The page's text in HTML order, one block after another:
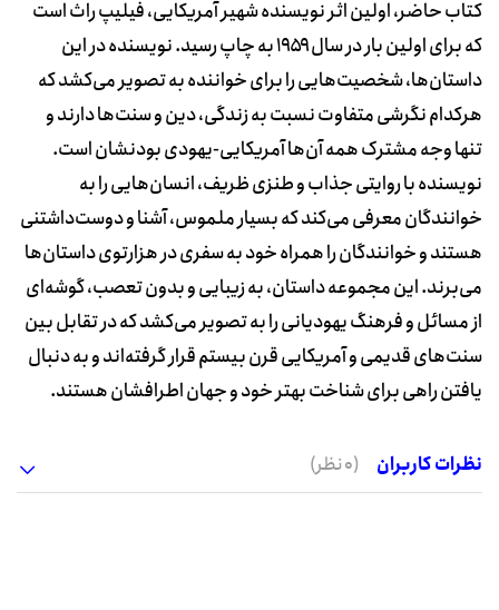
کتاب حاضر، اولین اثر نویسنده شهیر آمریکایی، فیلیپ راث است
که برای اولین بار در سال ۱۹۵۹ به چاپ رسید. نویسنده در این
داستان‌ها، شخصیت‌هایی را برای خواننده به تصویر می‌کشد که
هرکدام نگرشی متفاوت نسبت به زندگی، دین و سنت‌ها دارند و
تنها وجه مشترک همه‌ آن‌ها آمریکایی-یهودی بودنشان است.
نویسنده با روایتی جذاب و طنزی ظریف، انسان‌هایی را به
خوانندگان معرفی می‌کند که بسیار ملموس، آشنا و دوست‌داشتنی
هستند و خوانندگان را همراه خود به سفری در هزارتوی داستان‌ها
می‌برند. این مجموعه داستان، به زیبایی و بدون تعصب، گوشه‌ای
از مسائل و فرهنگ یهودیانی را به تصویر می‌کشد که در تقابل بین
سنت‌های قدیمی و آمریکایی قرن بیستم قرار گرفته‌اند و به دنبال
یافتن راهی برای شناخت بهتر خود و جهان اطرافشان هستند.
نظرات کاربران (0 نظر)